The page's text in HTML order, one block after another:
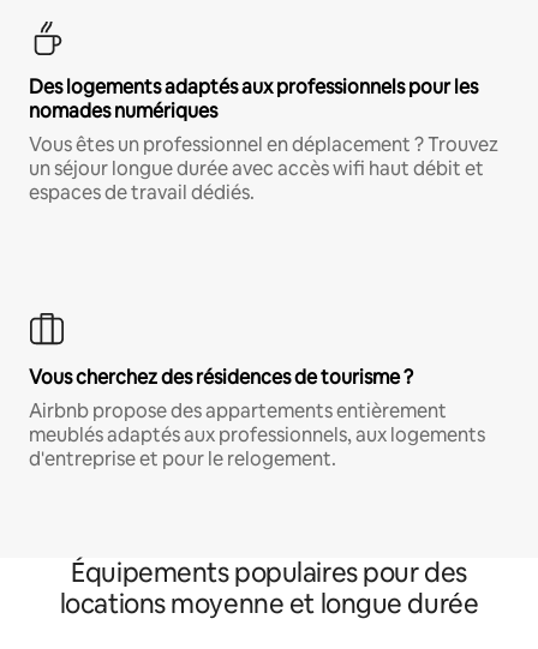
Des logements adaptés aux professionnels pour les
nomades numériques
Vous êtes un professionnel en déplacement ? Trouvez
un séjour longue durée avec accès wifi haut débit et
espaces de travail dédiés.
Vous cherchez des résidences de tourisme ?
Airbnb propose des appartements entièrement
meublés adaptés aux professionnels, aux logements
d'entreprise et pour le relogement.
Équipements populaires pour des
locations moyenne et longue durée